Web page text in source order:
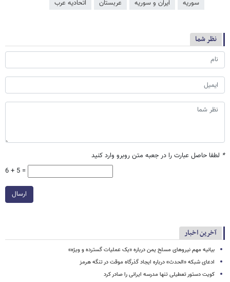
سوریه ایران و سوریه عربستان اتحادیه عرب
نظر شما
* لطفا حاصل عبارت را در جعبه متن روبرو وارد کنید
6 + 5 =
ارسال
آخرین اخبار
بیانیه مهم نیروهای مسلح یمن درباره «یک عملیات گسترده و ویژه»
ادعای شبکه «الحدث» درباره ایجاد گذرگاه موقت در تنگه هرمز
کویت دستور تعطیلی تنها مدرسه ایرانی را صادر کرد